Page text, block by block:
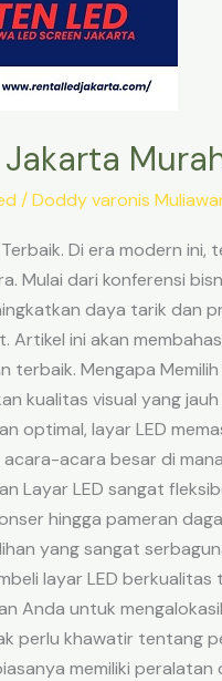
Jakarta
/Doddy varonis
Di era modern
Mulai dari konferensi
daya tarik dan
Artikel ini akan
Mengapa
kualitas visual yang
optimal, layar LED
acara besar di
Layar LED sangat
hingga pameran
yang sangat
layar LED
Anda untuk
perlu khawatir tentang
memiliki